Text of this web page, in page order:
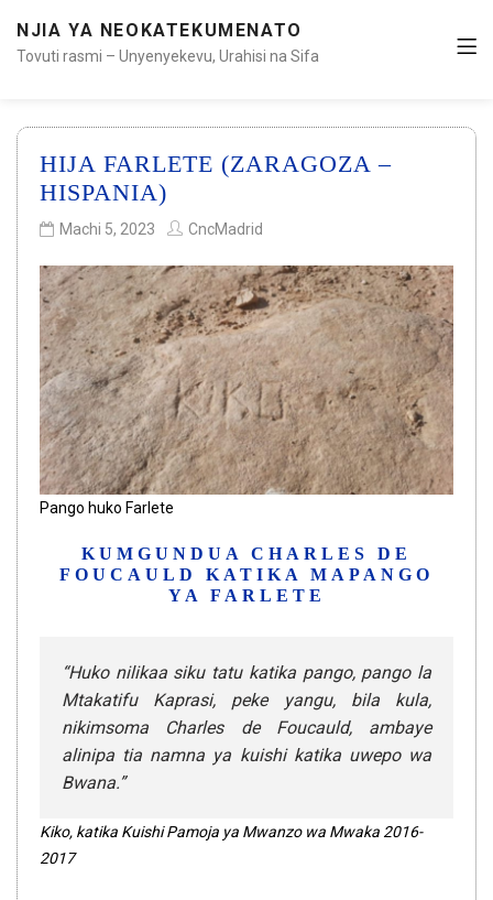
NJIA YA NEOKATEKUMENATO
Tovuti rasmi – Unyenyekevu, Urahisi na Sifa
HIJA FARLETE (ZARAGOZA –
HISPANIA)
Machi 5, 2023 CncMadrid
Pango huko Farlete
KUMGUNDUA CHARLES DE
FOUCAULD KATIKA MAPANGO
YA FARLETE
“Huko nilikaa siku tatu katika pango, pango la
Mtakatifu Kaprasi, peke yangu, bila kula,
nikimsoma Charles de Foucauld, ambaye
alinipa tia namna ya kuishi katika uwepo wa
Bwana.”
Kiko, katika Kuishi Pamoja ya Mwanzo wa Mwaka 2016-
2017